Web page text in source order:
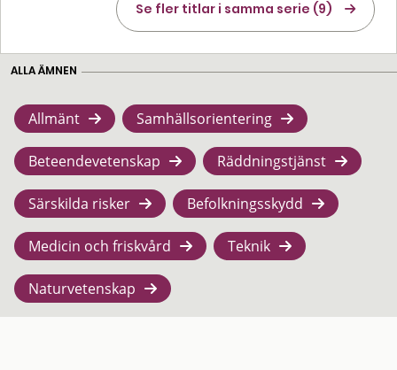
Se fler titlar i samma serie (9)
ALLA ÄMNEN
Allmänt Samhällsorientering
Beteendevetenskap Räddningstjänst
Särskilda risker Befolkningsskydd
Medicin och friskvård Teknik
Naturvetenskap